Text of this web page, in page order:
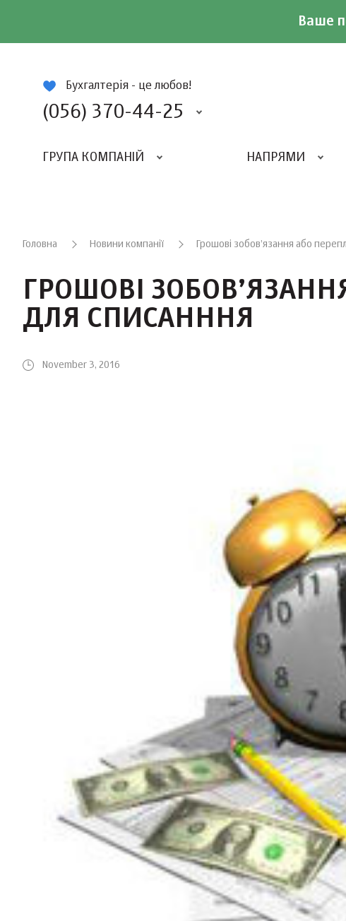
Ваше
Бухгалтерія - це любов!
(056) 370-44-25
ГРУПА КОМПАНІЙ НАПРЯМИ
Головна Новини компанії Грошові зобов’язання або
ГРОШОВІ
ДЛЯ СПИСАНННЯ
November 3, 2016